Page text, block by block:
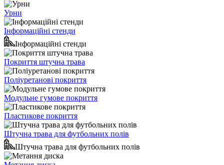
Урни
Інформаційні стенди
Інформаційні стенди
Покриття штучна трава
Поліуретанові покриття
Модульне гумове покриття
Пластикове покриття
Штучна трава для футбольних полів
Штучна трава для футбольних полів